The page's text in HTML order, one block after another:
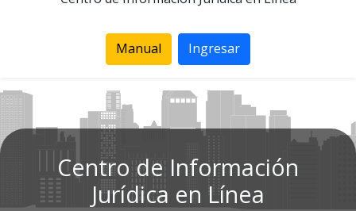
Manual Ingresar
Centro de Información
Jurídica en Línea